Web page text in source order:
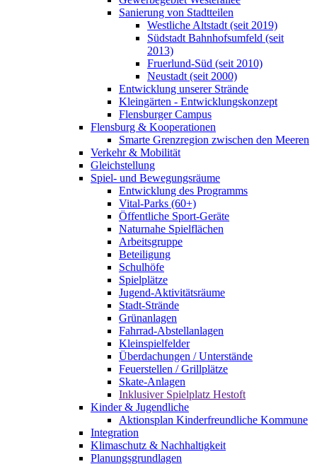
Sanierung von Stadtteilen
Westliche Altstadt (seit 2019)
Südstadt Bahnhofsumfeld (seit
2013)
Fruerlund-Süd (seit 2010)
Neustadt (seit 2000)
Entwicklung unserer Strände
Kleingärten - Entwicklungskonzept
Flensburger Campus
Flensburg & Kooperationen
Smarte Grenzregion zwischen den Meeren
Verkehr & Mobilität
Gleichstellung
Spiel- und Bewegungsräume
Entwicklung des Programms
Vital-Parks (60+)
Öffentliche Sport-Geräte
Naturnahe Spielflächen
Arbeitsgruppe
Beteiligung
Schulhöfe
Spielplätze
Jugend-Aktivitätsräume
Stadt-Strände
Grünanlagen
Fahrrad-Abstellanlagen
Kleinspielfelder
Überdachungen / Unterstände
Feuerstellen / Grillplätze
Skate-Anlagen
Inklusiver Spielplatz Hestoft
Kinder & Jugendliche
Aktionsplan Kinderfreundliche Kommune
Integration
Klimaschutz & Nachhaltigkeit
Planungsgrundlagen